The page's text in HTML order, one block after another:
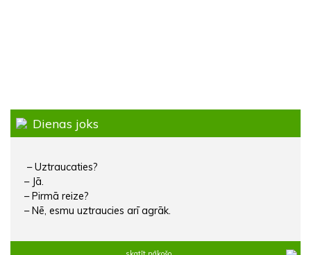
Dienas joks
– Uztraucaties?
– Jā.
– Pirmā reize?
– Nē, esmu uztraucies arī agrāk.